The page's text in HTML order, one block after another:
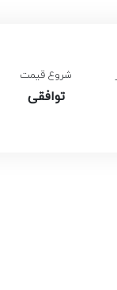
شروع قیمت
توافقی